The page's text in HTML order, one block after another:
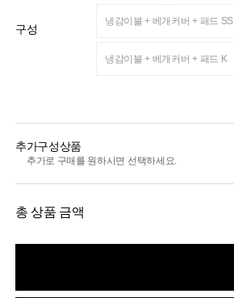
구성
냉감이불 + 베개커버 + 패드 SS
냉감이불 + 베개커버 + 패드 K
추가구성상품
추가로 구매를 원하시면 선택하세요.
총 상품 금액